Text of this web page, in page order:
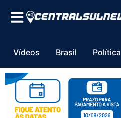
Vídeos Brasil Política